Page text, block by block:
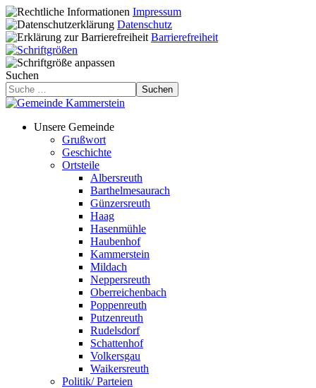
Impressum
Datenschutz
Barrierefreiheit
Suchen
Suchen
Unsere Gemeinde
Grußwort
Geschichte
Ortsteile
Albersreuth
Barthelmesaurach
Günzersreuth
Haag
Hasenmühle
Haubenhof
Kammerstein
Mildach
Neppersreuth
Oberreichenbach
Poppenreuth
Putzenreuth
Rudelsdorf
Schattenhof
Volkersgau
Waikersreuth
Politik/ Parteien